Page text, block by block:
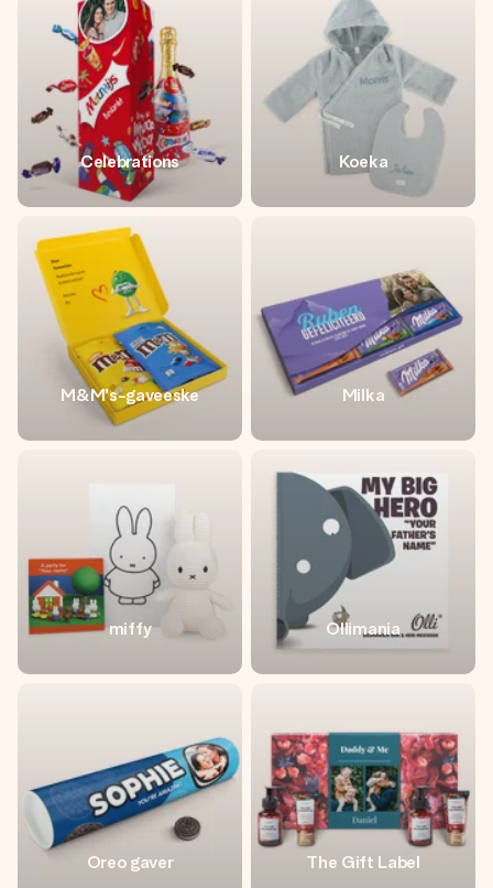
et bilde av dere eller en beskjed som virkelig berører
hjertet. Ikke noe tull, bare masse kjærlighet i øyeblikket.
Celebrations Koeka
M&M's-gaveeske Milka
miffy Ollimania
Oreo gaver The Gift Label